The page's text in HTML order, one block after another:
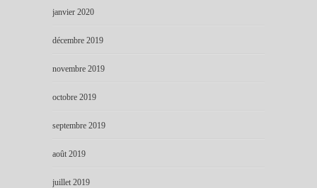
janvier 2020
décembre 2019
novembre 2019
octobre 2019
septembre 2019
août 2019
juillet 2019